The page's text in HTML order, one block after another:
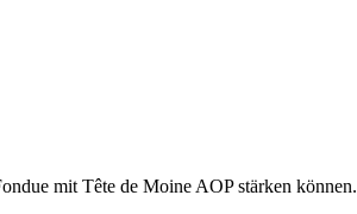
mit Tête de Moine AOP stärken können.